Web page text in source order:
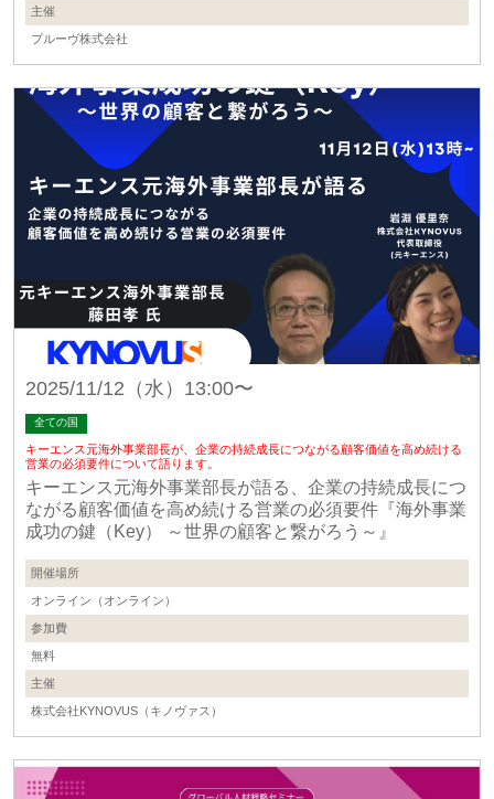
主催
プルーヴ株式会社
2025/11/12（水）13:00〜
全ての国
キーエンス元海外事業部長が、企業の持続成長につながる顧客価値を高め続ける
営業の必須要件について語ります。
キーエンス元海外事業部長が語る、企業の持続成長につ
ながる顧客価値を高め続ける営業の必須要件『海外事業
成功の鍵（Key） ～世界の顧客と繋がろう～』
開催場所
オンライン（オンライン）
参加費
無料
主催
株式会社KYNOVUS（キノヴァス）